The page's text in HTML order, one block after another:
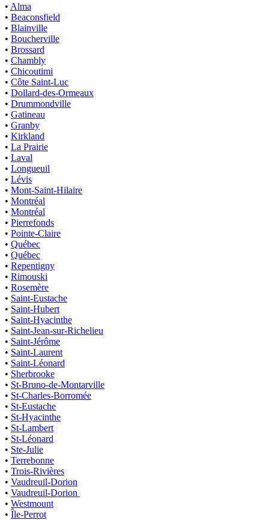
• Alma
• Beaconsfield
• Blainville
• Boucherville
• Brossard
• Chambly
• Chicoutimi
• Côte Saint-Luc
• Dollard-des-Ormeaux
• Drummondville
• Gatineau
• Granby
• Kirkland
• La Prairie
• Laval
• Longueuil
• Lévis
• Mont-Saint-Hilaire
• Montréal
• Montréal
• Pierrefonds
• Pointe-Claire
• Québec
• Québec
• Repentigny
• Rimouski
• Rosemère
• Saint-Eustache
• Saint-Hubert
• Saint-Hyacinthe
• Saint-Jean-sur-Richelieu
• Saint-Jérôme
• Saint-Laurent
• Saint-Léonard
• Sherbrooke
• St-Bruno-de-Montarville
• St-Charles-Borromée
• St-Eustache
• St-Hyacinthe
• St-Lambert
• St-Léonard
• Ste-Julie
• Terrebonne
• Trois-Rivières
• Vaudreuil-Dorion
• Vaudreuil-Dorion
• Westmount
• Île-Perrot